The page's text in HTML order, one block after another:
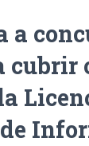
a
cubrir